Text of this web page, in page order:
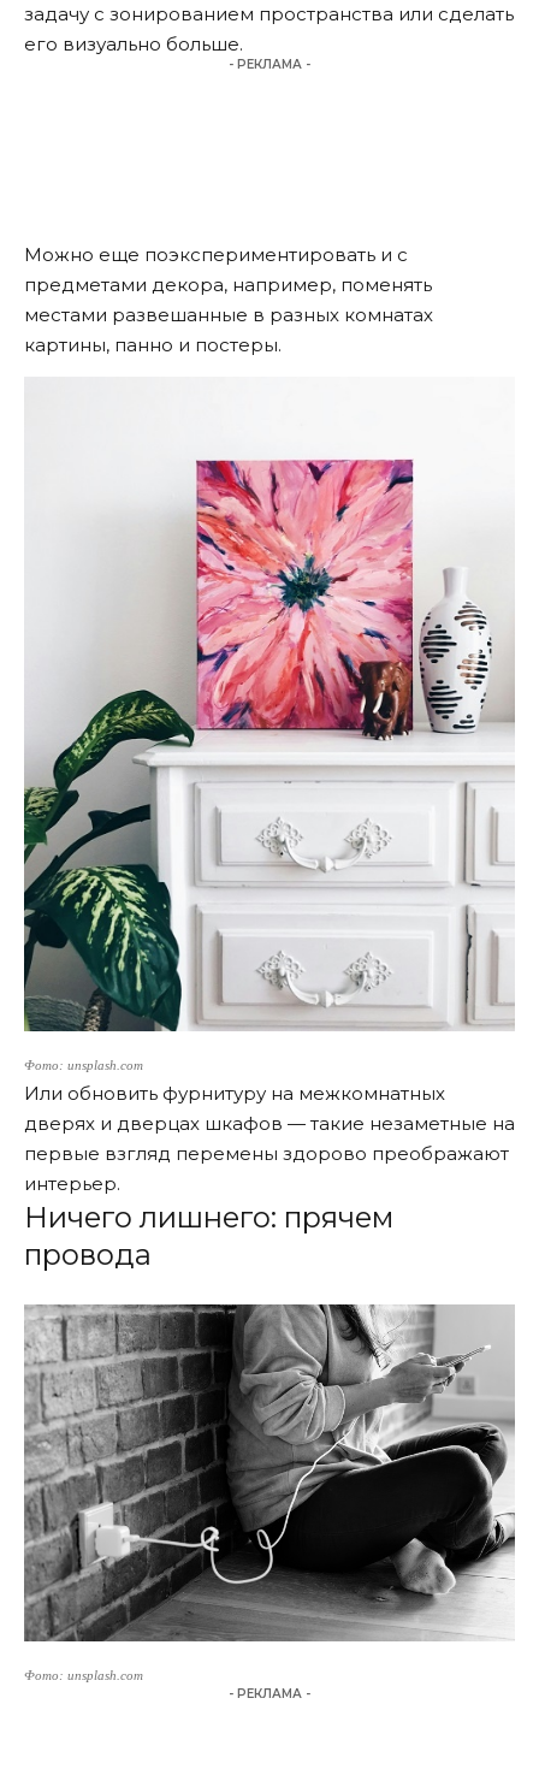
задачу с зонированием пространства или сделать
его визуально больше.
- РЕКЛАМА -
Можно еще поэкспериментировать и с
предметами декора, например, поменять
местами развешанные в разных комнатах
картины, панно и постеры.
Фото: unsplash.com
Или обновить фурнитуру на межкомнатных
дверях и дверцах шкафов — такие незаметные на
первые взгляд перемены здорово преображают
интерьер.
Ничего лишнего: прячем
провода
Фото: unsplash.com
- РЕКЛАМА -